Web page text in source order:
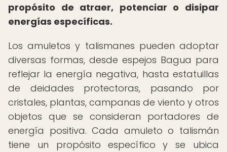
propósito de atraer, potenciar o disipar
energías específicas.
Los amuletos y talismanes pueden adoptar
diversas formas, desde espejos Bagua para
reflejar la energía negativa, hasta estatuillas
de deidades protectoras, pasando por
cristales, plantas, campanas de viento y otros
objetos que se consideran portadores de
energía positiva. Cada amuleto o talismán
tiene un propósito específico y se ubica